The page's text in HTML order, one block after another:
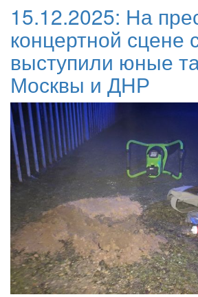
15.12.2025: На
концертной сцене
выступили юные
Москвы и ДНР